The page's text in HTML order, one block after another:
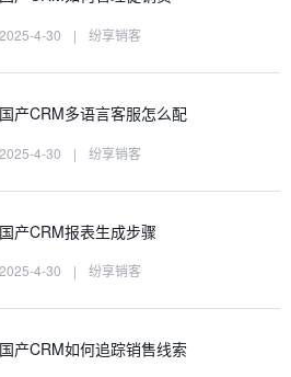
2025-4-30 | 纷享销客
国产CRM多语言客服怎么配
2025-4-30 | 纷享销客
国产CRM报表生成步骤
2025-4-30 | 纷享销客
国产CRM如何追踪销售线索